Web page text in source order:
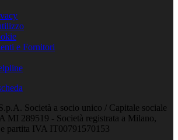
e Fornitori
Società a socio unico / Capitale sociale
MI 289519 - Società registrata a Milano,
partita IVA IT00791570153